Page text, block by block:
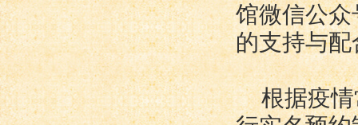
馆微信公
的支持与配
根据疫